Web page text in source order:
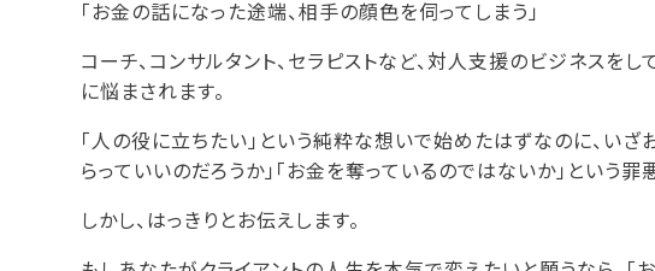
「お金の話になった途端、相手の顔色を伺ってしまう」
コーチ、コンサルタント、セラピストなど、対人支援のビジネスをし
に悩まされます。
「人の役に立ちたい」という純粋な想いで始めたはずなのに、いざ
らっていいのだろうか」「お金を奪っているのではないか」という
しかし、はっきりとお伝えします。